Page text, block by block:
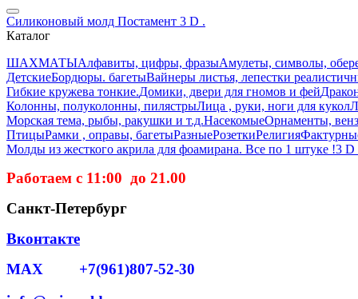
Силиконовый молд Постамент 3 D .
Каталог
ШАХМАТЫАлфавиты, цифры, фразыАмулеты, символы,
ДетскиеБордюры. багетыВайнеры листья, лепестки
Гибкие кружева тонкие.Домики, двери для гномов и фей
Колонны, полуколонны, пилястрыЛица , руки, ноги для кукол
Морская тема, рыбы, ракушки и т.д.НасекомыеОрнаменты,
ПтицыРамки , оправы, багетыРазныеРозеткиРелигия
Молды из жесткого акрила для фоамирана. Все по 1 штуке !3 D
Работаем с 11:00 до 21.00
Санкт-Петербург
Вконтакте
MAX +7(961)807-52-30